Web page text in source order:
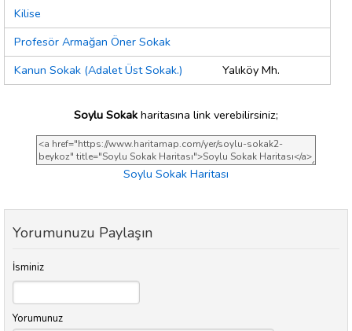
Kilise
Profesör Armağan Öner Sokak
Kanun Sokak (Adalet Üst Sokak.)
Yalıköy Mh.
Soylu Sokak haritasına link verebilirsiniz;
Soylu Sokak Haritası
Yorumunuzu Paylaşın
İsminiz
Yorumunuz